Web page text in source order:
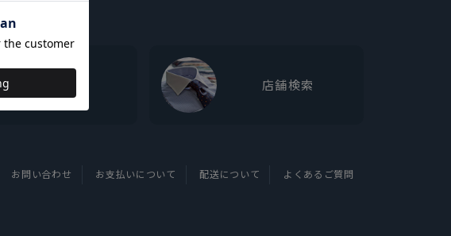
店舗検索
お問い合わせ お支払いについて 配送について よくあるご質問